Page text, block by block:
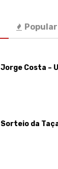
Popular
Jorge Costa –
Sorteio da